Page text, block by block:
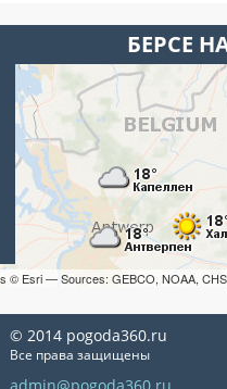
БЕРСЕ
© Esri — Sources: GEBCO, NOAA,
© 2014 pogoda360.ru
Все права защищены